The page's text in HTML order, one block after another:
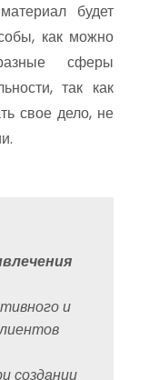
будет
как можно
сферы
так как
свое дело, не
и
создании